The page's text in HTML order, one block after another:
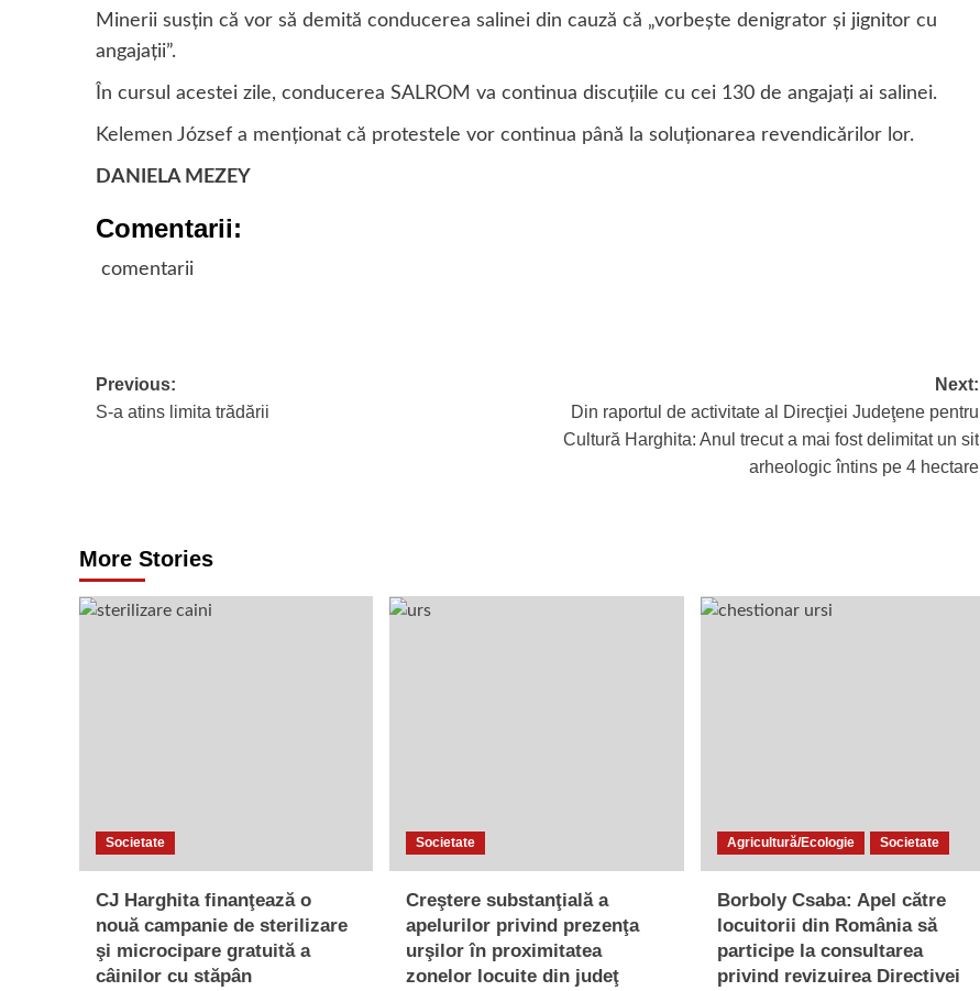
Minerii susțin că vor să demită conducerea salinei din cauză că „vorbește denigrator și jignitor cu
angajații”.
În cursul acestei zile, conducerea SALROM va continua discuțiile cu cei 130 de angajați ai salinei.
Kelemen József a menționat că protestele vor continua până la soluționarea revendicărilor lor.
DANIELA MEZEY
Comentarii:
comentarii
Post
navigation
Previous:
S-a atins limita trădării
Next:
Din raportul de activitate al Direcţiei Judeţene pentru
Cultură Harghita: Anul trecut a mai fost delimitat un sit
arheologic întins pe 4 hectare
More Stories
Societate
CJ Harghita finanţează o
nouă campanie de sterilizare
şi microcipare gratuită a
câinilor cu stăpân
Societate
Creştere substanţială a
apelurilor privind prezenţa
urşilor în proximitatea
zonelor locuite din judeţ
Agricultură/Ecologie Societate
Borboly Csaba: Apel către
locuitorii din România să
participe la consultarea
privind revizuirea Directivei